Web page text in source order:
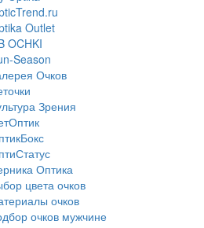
Outlet
OCHKI
Season
Очков
Зрения
Оптика
цвета очков
очков
очков мужчине